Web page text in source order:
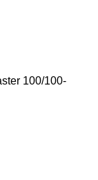
100/100-